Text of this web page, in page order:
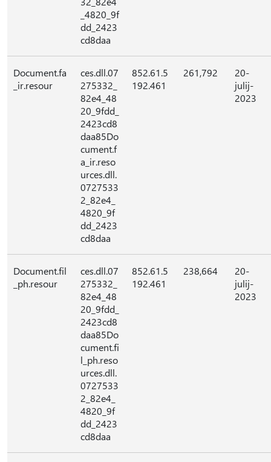
_4820_9f
dd_2423
cd8daa
Document.fa
_ir.resour
ces.dll.07
275332_
82e4_48
20_9fdd_
2423cd8
daa85Do
cument.f
a_ir.reso
urces.dll.
0727533
2_82e4_
4820_9f
dd_2423
cd8daa
852.61.5
192.461
261,792
20-
julij-
2023
Document.fil
_ph.resour
ces.dll.07
275332_
82e4_48
20_9fdd_
2423cd8
daa85Do
cument.fi
l_ph.reso
urces.dll.
0727533
2_82e4_
4820_9f
dd_2423
cd8daa
852.61.5
192.461
238,664
20-
julij-
2023